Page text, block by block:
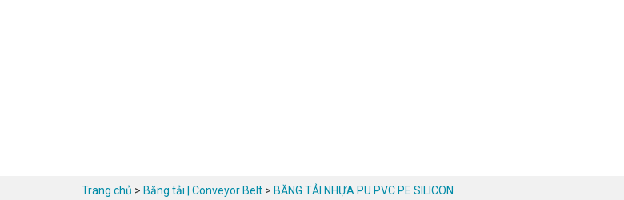
Trang chủ > Băng tải | Conveyor Belt > BĂNG TẢI NHỰA PU PVC PE SILICON